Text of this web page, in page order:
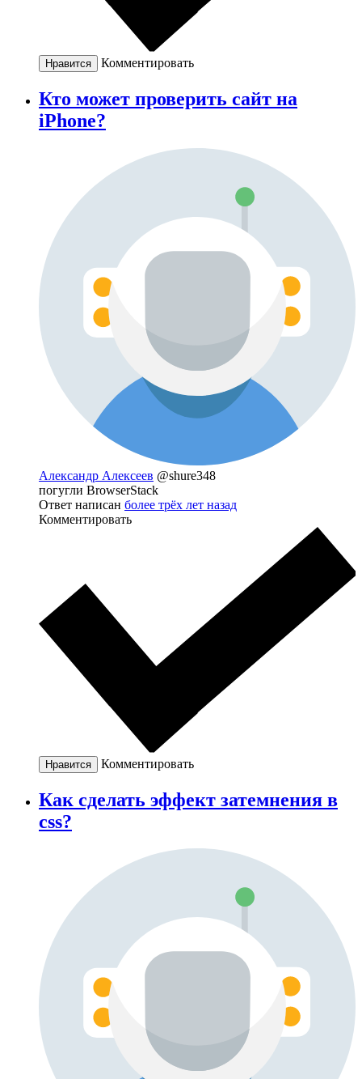
Нравится Комментировать
Кто может проверить сайт на
iPhone?
Александр Алексеев @shure348
погугли BrowserStack
Ответ написан более трёх лет назад
Комментировать
Нравится Комментировать
Как сделать эффект затемнения в
css?